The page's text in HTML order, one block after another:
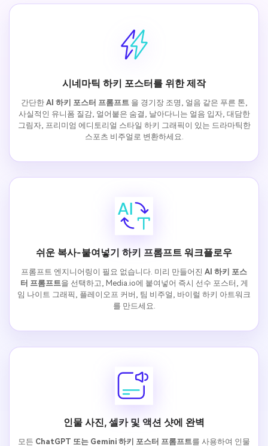
시네마틱 하키 포스터를 위한 제작
간단한 AI 하키 포스터 프롬프트 을 경기장 조명, 얼음 같은 푸른 톤,
사실적인 유니폼 질감, 얼어붙은 숨결, 날아다니는 얼음 입자, 대담한
그림자, 프리미엄 에디토리얼 스타일 하키 그래픽이 있는 드라마틱한
스포츠 비주얼로 변환하세요.
쉬운 복사-붙여넣기 하키 프롬프트 워크플로우
프롬프트 엔지니어링이 필요 없습니다. 미리 만들어진 AI 하키 포스
터 프롬프트을 선택하고, Media.io에 붙여넣어 즉시 선수 포스터, 게
임 나이트 그래픽, 플레이오프 커버, 팀 비주얼, 바이럴 하키 아트워크
를 만드세요.
인물 사진, 셀카 및 액션 샷에 완벽
모든 ChatGPT 또는 Gemini 하키 포스터 프롬프트를 사용하여 인물